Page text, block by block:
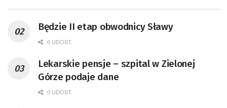
Będzie II etap obwodnicy Sławy
0 UDOST.
Lekarskie pensje – szpital w Zielonej
Górze podaje dane
0 UDOST.